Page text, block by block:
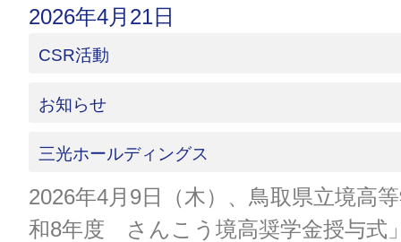
2026年4月21日
CSR活動
お知らせ
三光ホールディングス
2026年4月9日（木）、鳥取県立境高
和8年度 さんこう境高奨学金授与式